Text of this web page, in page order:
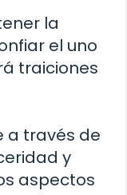
la
el uno
traiciones
a través de
y
aspectos